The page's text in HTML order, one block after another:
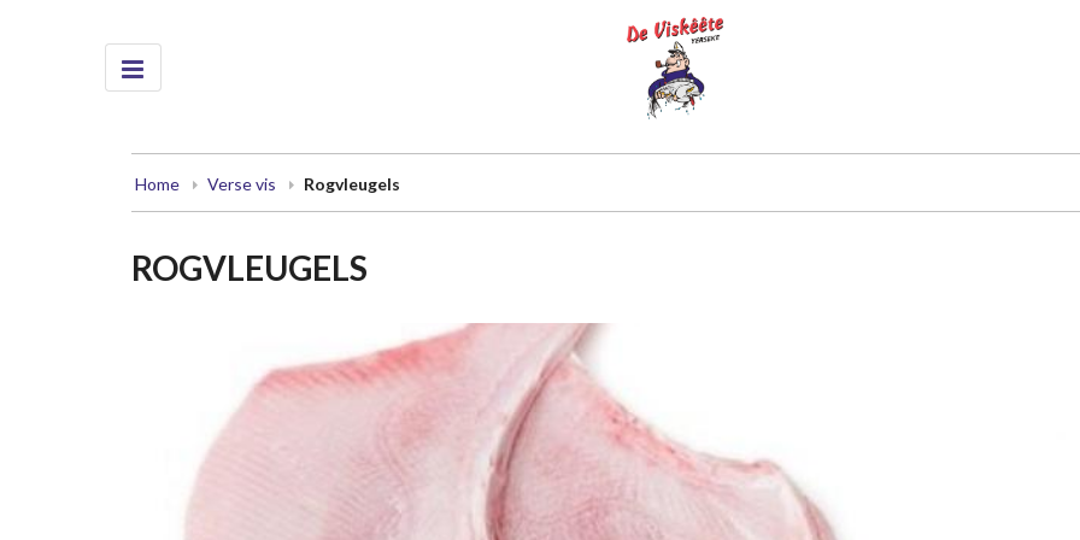
Home Verse vis Rogvleugels
ROGVLEUGELS